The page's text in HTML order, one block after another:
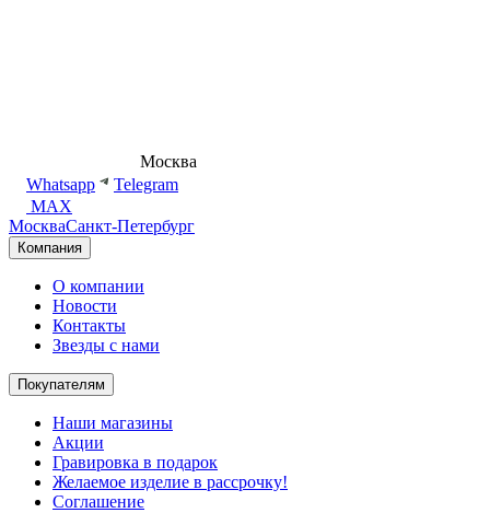
Москва
Whatsapp
Telegram
MAX
МоскваСанкт-Петербург
Компания
О компании
Новости
Контакты
Звезды с нами
Покупателям
Наши магазины
Акции
Гравировка в подарок
Желаемое изделие в рассрочку!
Соглашение